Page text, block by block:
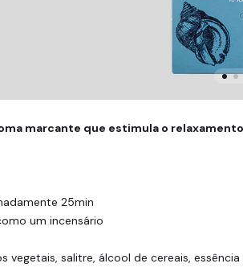
marcante que estimula o
25min
um incensário
vegetais, salitre, álcool de cereais,